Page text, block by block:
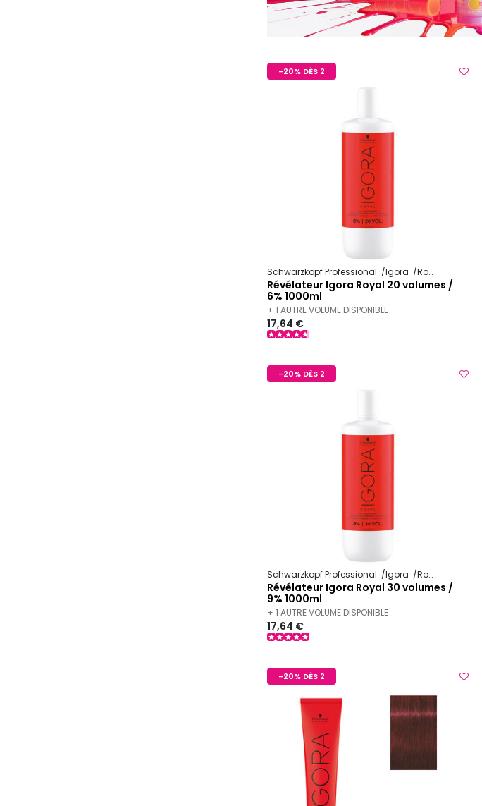
-20% DÈS 2
Schwarzkopf Professional Igora Royal
Révélateur Igora Royal 20 volumes /
6% 1000ml
+ 1 AUTRE VOLUME DISPONIBLE
17,64 €
-20% DÈS 2
Schwarzkopf Professional Igora Royal
Révélateur Igora Royal 30 volumes /
9% 1000ml
+ 1 AUTRE VOLUME DISPONIBLE
17,64 €
-20% DÈS 2